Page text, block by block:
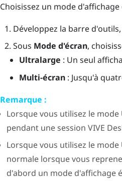
Choisissez un mode
Développez la barre
Sous Mode d'écran,
Ultralarge : Un seul
Multi-écran : Jusqu'à
Remarque :
Lorsque vous utilisez le mode
pendant une session VIVE
Lorsque vous utilisez le mode
normale lorsque vous
d'abord un mode d'affichage